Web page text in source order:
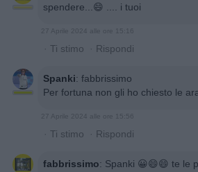
spendere...😄 .... i tuoi
27 Aprile 2024 alle ore 15:16
· Ti stimo · Rispondi
Spanki: fabbrissimo
Per fortuna non gli ho chiesto le
27 Aprile 2024 alle ore 15:56
· Ti stimo · Rispondi
fabbrissimo: Spanki 😀😄😄 te le